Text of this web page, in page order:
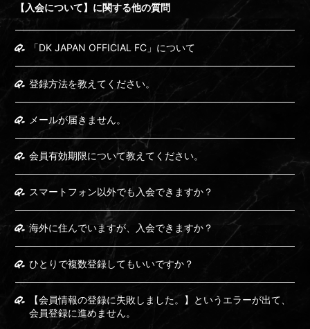
【入会について】に関する他の質問
Q. 「DK JAPAN OFFICIAL FC」について
Q. 登録方法を教えてください。
Q. メールが届きません。
Q. 会員有効期限について教えてください。
Q. スマートフォン以外でも入会できますか？
Q.海外に住んでいますが、入会できますか？
Q. ひとりで複数登録してもいいですか？
Q.
【会員情報の登録に失敗しました。】というエラーが出て、
会員登録に進めません。